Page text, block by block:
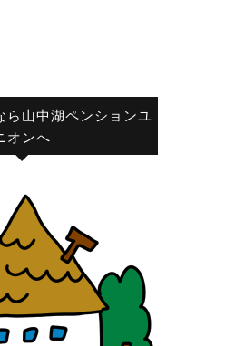
ら山中湖ペンションユ
オンへ